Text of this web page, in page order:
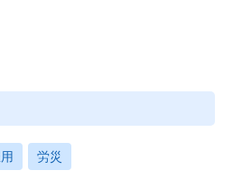
労災